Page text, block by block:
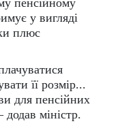
у вигляді
плюс
її розмір...
для пенсійних
міністр.